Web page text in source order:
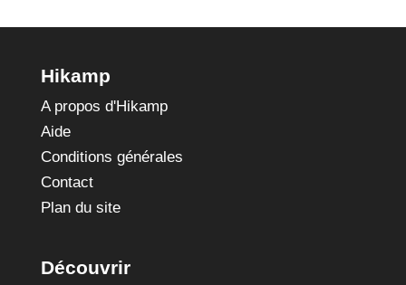
Hikamp
A propos d'Hikamp
Aide
Conditions générales
Contact
Plan du site
Découvrir